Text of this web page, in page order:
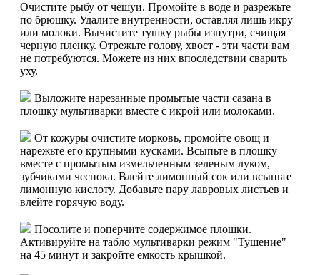
Очистите рыбу от чешуи. Промойте в воде и разрежьте
по брюшку. Удалите внутренности, оставляя лишь икру
или молоки. Вычистите тушку рыбы изнутри, счищая
черную пленку. Отрежьте голову, хвост - эти части вам
не потребуются. Можете из них впоследствии сварить
уху.
Выложите нарезанные промытые части сазана в
плошку мультиварки вместе с икрой или молоками.
От кожуры очистите морковь, промойте овощ и
нарежьте его крупными кусками. Всыпьте в плошку
вместе с промытым измельченным зеленым луком,
зубчиками чеснока. Влейте лимонный сок или всыпьте
лимонную кислоту. Добавьте пару лавровых листьев и
влейте горячую воду.
Посолите и поперчите содержимое плошки.
Активируйте на табло мультиварки режим "Тушение"
на 45 минут и закройте емкость крышкой.